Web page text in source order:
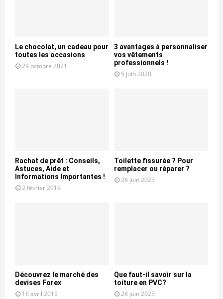
Le chocolat, un cadeau pour
toutes les occasions
29 octobre 2021
3 avantages à personnaliser
vos vêtements
professionnels !
5 juin 2020
Rachat de prêt : Conseils,
Astuces, Aide et
Informations Importantes !
2 février 2019
Toilette fissurée ? Pour
remplacer ou réparer ?
28 juin 2023
Découvrez le marché des
devises Forex
16 avril 2019
Que faut-il savoir sur la
toiture en PVC?
28 juin 2023